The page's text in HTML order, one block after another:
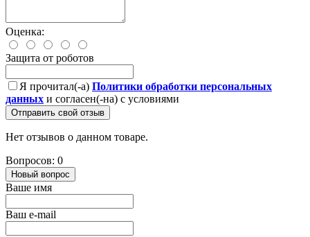
Оценка:
Защита от роботов
Я прочитал(-а) Политики обработки персональных
данных и согласен(-на) с условиями
Отправить свой отзыв
Нет отзывов о данном товаре.
Вопросов: 0
Новый вопрос
Ваше имя
Ваш e-mail